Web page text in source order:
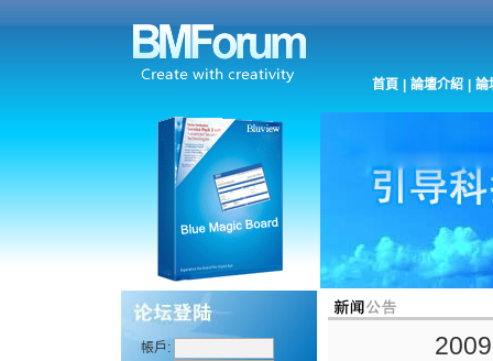
首頁 論壇介紹 論
帳戶:
2009年金